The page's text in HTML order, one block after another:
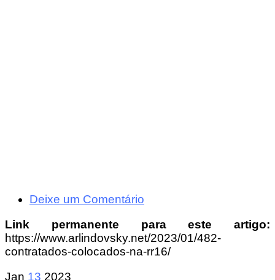
Deixe um Comentário
Link permanente para este artigo:
https://www.arlindovsky.net/2023/01/482-
contratados-colocados-na-rr16/
Jan 13 2023